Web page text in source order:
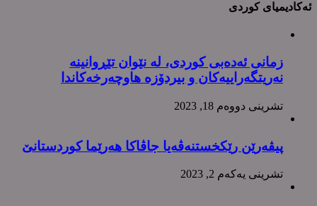
ئەکادیمیای کوردی
زمانی ئەدەبی کوردی، لە نێوان تێڕوانینە
نەریتگەراییەکان و بیردۆزە هاوچەرخەکاندا
تشرینی دووه‌م 18, 2023
پیڤەرێن رێکخستنەڤەیا جاڤاکا هەرێما کوردستانێ
تشرینی یه‌كه‌م 2, 2023